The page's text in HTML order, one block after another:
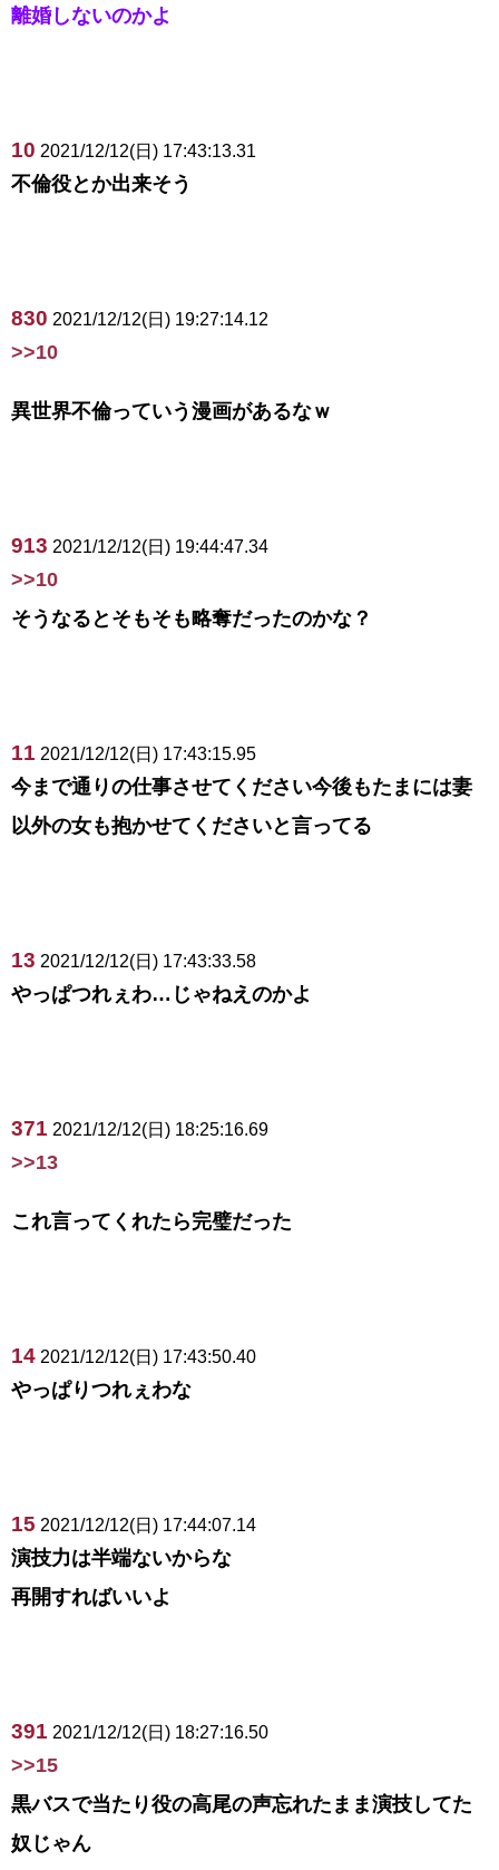
離婚しないのかよ
10 2021/12/12(日) 17:43:13.31
不倫役とか出来そう
830 2021/12/12(日) 19:27:14.12
>>10
異世界不倫っていう漫画があるなｗ
913 2021/12/12(日) 19:44:47.34
>>10
そうなるとそもそも略奪だったのかな？
11 2021/12/12(日) 17:43:15.95
今まで通りの仕事させてください今後もたまには妻
以外の女も抱かせてくださいと言ってる
13 2021/12/12(日) 17:43:33.58
やっぱつれぇわ…じゃねえのかよ
371 2021/12/12(日) 18:25:16.69
>>13
これ言ってくれたら完璧だった
14 2021/12/12(日) 17:43:50.40
やっぱりつれぇわな
15 2021/12/12(日) 17:44:07.14
演技力は半端ないからな
再開すればいいよ
391 2021/12/12(日) 18:27:16.50
>>15
黒バスで当たり役の高尾の声忘れたまま演技してた
奴じゃん